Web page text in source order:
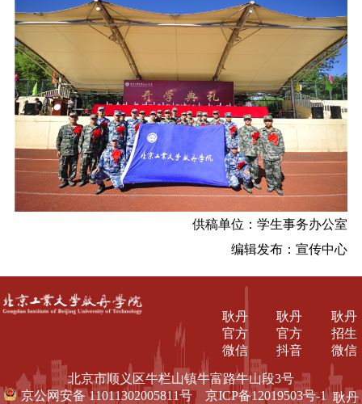
供稿单位：学生事务办公室
编辑发布：宣传中心
耿丹
招生
微信
耿丹
官方
抖音
耿丹
官方
微信
北京市顺义区牛栏山镇牛富路牛山段3号
京公网安备 11011302005811号
京ICP备12019503号-1耿丹